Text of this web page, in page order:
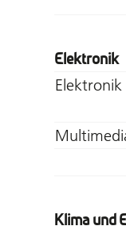
Elektronik
Elektronik
Klima und